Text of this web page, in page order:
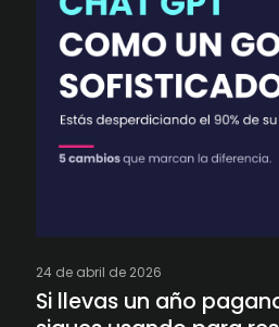
24 de abril de 2026
Si llevas un año